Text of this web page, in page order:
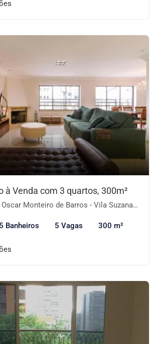
à Venda com 3 quartos, 300m²
Monteiro de Barros - Vila Suzana, São Paulo-SP
5 Banheiros 5 Vagas 300 m²